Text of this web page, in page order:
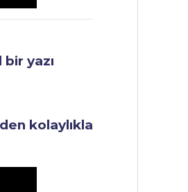
yazı
kolaylıkla